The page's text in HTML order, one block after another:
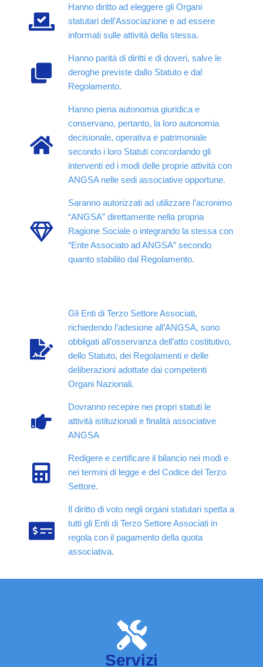
Hanno diritto ad eleggere gli Organi
statutari dell’Associazione e ad essere
informati sulle attività della stessa.
Hanno parità di diritti e di doveri, salve le
deroghe previste dallo Statuto e dal
Regolamento.
Hanno piena autonomia giuridica e
conservano, pertanto, la loro autonomia
decisionale, operativa e patrimoniale
secondo i loro Statuti concordando gli
interventi ed i modi delle proprie attività con
ANGSA nelle sedi associative opportune.
Saranno autorizzati ad utilizzare l’acronimo
“ANGSA” direttamente nella propria
Ragione Sociale o integrando la stessa con
“Ente Associato ad ANGSA” secondo
quanto stabilito dal Regolamento.
Gli Enti di Terzo Settore Associati,
richiedendo l’adesione all’ANGSA, sono
obbligati all’osservanza dell’atto costitutivo,
dello Statuto, dei Regolamenti e delle
deliberazioni adottate dai competenti
Organi Nazionali.
Dovranno recepire nei propri statuti le
attività istituzionali e finalità associative
ANGSA
Redigere e certificare il bilancio nei modi e
nei termini di legge e del Codice del Terzo
Settore.
Il diritto di voto negli organi statutari spetta a
tutti gli Enti di Terzo Settore Associati in
regola con il pagamento della quota
associativa.
Servizi